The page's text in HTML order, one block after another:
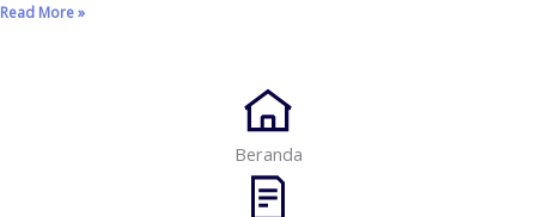
Read More »
Beranda